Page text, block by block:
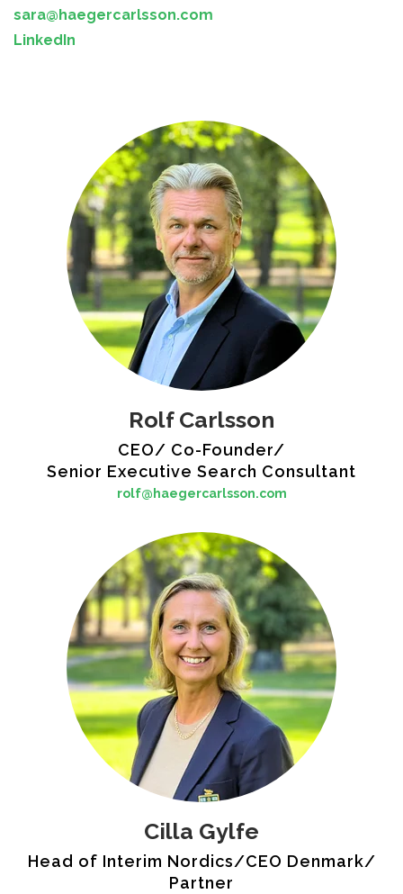
sara@haegercarlsson.com
LinkedIn
Rolf Carlsson
CEO/ Co-Founder/
Senior Executive Search Consultant
rolf@haegercarlsson.com
Cilla Gylfe
Head of Interim Nordics/CEO Denmark/
Partner